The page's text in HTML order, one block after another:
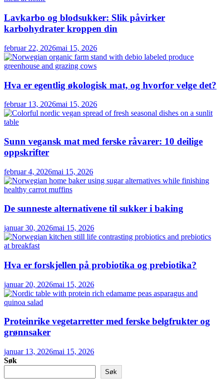
Lavkarbo og blodsukker: Slik påvirker
karbohydrater kroppen din
februar 22, 2026mai 15, 2026
Hva er egentlig økologisk mat, og hvorfor velge det?
februar 13, 2026mai 15, 2026
Sunn vegansk mat med ferske råvarer: 10 deilige
oppskrifter
februar 4, 2026mai 15, 2026
De sunneste alternativene til sukker i baking
januar 30, 2026mai 15, 2026
Hva er forskjellen på probiotika og prebiotika?
januar 20, 2026mai 15, 2026
Proteinrike vegetarretter med ferske belgfrukter og
grønnsaker
januar 13, 2026mai 15, 2026
Søk
Søk